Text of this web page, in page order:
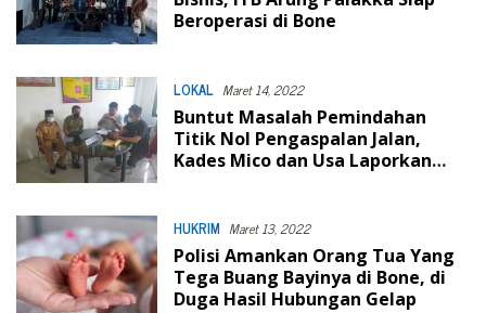
Beroperasi di Bone
LOKAL Maret 14, 2022
Buntut Masalah Pemindahan
Titik Nol Pengaspalan Jalan,
Kades Mico dan Usa Laporkan
HUKRIM Maret 13, 2022
Polisi Amankan Orang Tua Yang
Tega Buang Bayinya di Bone, di
Duga Hasil Hubungan Gelap